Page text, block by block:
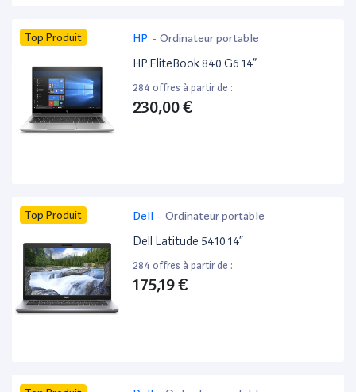
Top Produit HP - Ordinateur portable
HP EliteBook 840 G6 14”
284 offres à partir de :
230,00 €
Top Produit Dell - Ordinateur portable
Dell Latitude 5410 14”
284 offres à partir de :
175,19 €